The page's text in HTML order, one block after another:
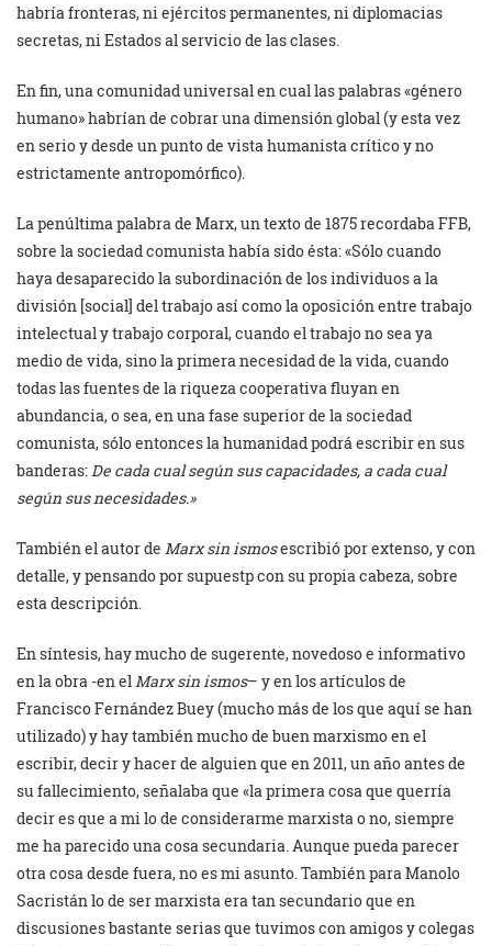
habría fronteras, ni ejércitos permanentes, ni diplomacias
secretas, ni Estados al servicio de las clases.
En fin, una comunidad universal en cual las palabras «género
humano» habrían de cobrar una dimensión global (y esta vez
en serio y desde un punto de vista humanista crítico y no
estrictamente antropomórfico).
La penúltima palabra de Marx, un texto de 1875 recordaba FFB,
sobre la sociedad comunista había sido ésta: «Sólo cuando
haya desaparecido la subordinación de los individuos a la
división [social] del trabajo así como la oposición entre trabajo
intelectual y trabajo corporal, cuando el trabajo no sea ya
medio de vida, sino la primera necesidad de la vida, cuando
todas las fuentes de la riqueza cooperativa fluyan en
abundancia, o sea, en una fase superior de la sociedad
comunista, sólo entonces la humanidad podrá escribir en sus
banderas: De cada cual según sus capacidades, a cada cual
según sus necesidades.»
También el autor de Marx sin ismosescribió por extenso, y con
detalle, y pensando por supuestp con su propia cabeza, sobre
esta descripción.
En síntesis, hay mucho de sugerente, novedoso e informativo
en la obra -en el Marx sin ismos– y en los artículos de
Francisco Fernández Buey (mucho más de los que aquí se han
utilizado) y hay también mucho de buen marxismo en el
escribir, decir y hacer de alguien que en 2011, un año antes de
su fallecimiento, señalaba que «la primera cosa que querría
decir es que a mi lo de considerarme marxista o no, siempre
me ha parecido una cosa secundaria. Aunque pueda parecer
otra cosa desde fuera, no es mi asunto. También para Manolo
Sacristán lo de ser marxista era tan secundario que en
discusiones bastante serias que tuvimos con amigos y colegas